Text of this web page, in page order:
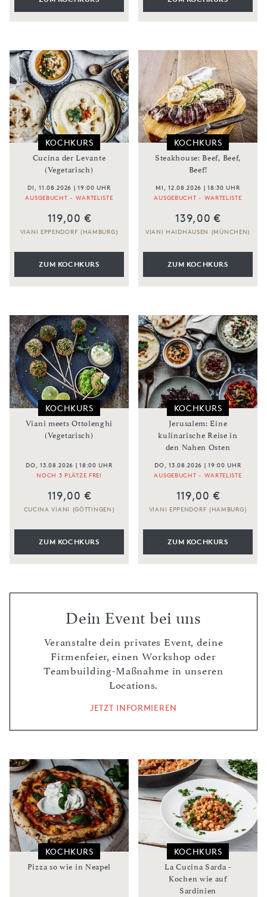
KOCHKURS
Cucina der Levante
(Vegetarisch)
DI, 11.08.2026 | 19:00 UHR
AUSGEBUCHT - WARTELISTE
119,00 €
VIANI EPPENDORF (HAMBURG)
ZUM KOCHKURS
KOCHKURS
Steakhouse: Beef, Beef,
Beef!
MI, 12.08.2026 | 18:30 UHR
AUSGEBUCHT - WARTELISTE
139,00 €
VIANI HAIDHAUSEN (MÜNCHEN)
ZUM KOCHKURS
KOCHKURS
Viani meets Ottolenghi
(Vegetarisch)
DO, 13.08.2026 | 18:00 UHR
NOCH 3 PLÄTZE FREI
119,00 €
CUCINA VIANI (GÖTTINGEN)
ZUM KOCHKURS
KOCHKURS
Jerusalem: Eine
kulinarische Reise in
den Nahen Osten
DO, 13.08.2026 | 19:00 UHR
AUSGEBUCHT - WARTELISTE
119,00 €
VIANI EPPENDORF (HAMBURG)
ZUM KOCHKURS
Dein Event bei uns
Veranstalte dein privates Event, deine
Firmenfeier, einen Workshop oder
Teambuilding-Maßnahme in unseren
Locations.
JETZT INFORMIEREN
KOCHKURS
Pizza so wie in Neapel
KOCHKURS
La Cucina Sarda -
Kochen wie auf
Sardinien